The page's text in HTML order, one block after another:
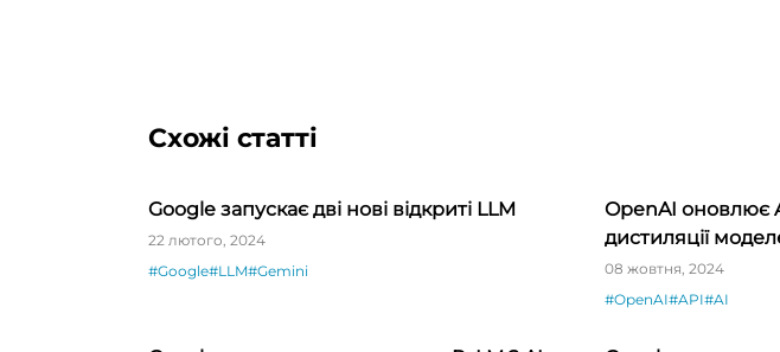
Схожі статті
Google запускає дві нові відкриті LLM
22 лютого, 2024
#Google#LLM#Gemini
OpenAI оновлює
дистиляції
підказок
08 жовтня, 2024
#OpenAI#API#AI